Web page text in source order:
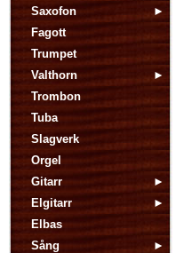
Saxofon
Fagott
Trumpet
Valthorn
Trombon
Tuba
Slagverk
Orgel
Gitarr
Elgitarr
Elbas
Sång